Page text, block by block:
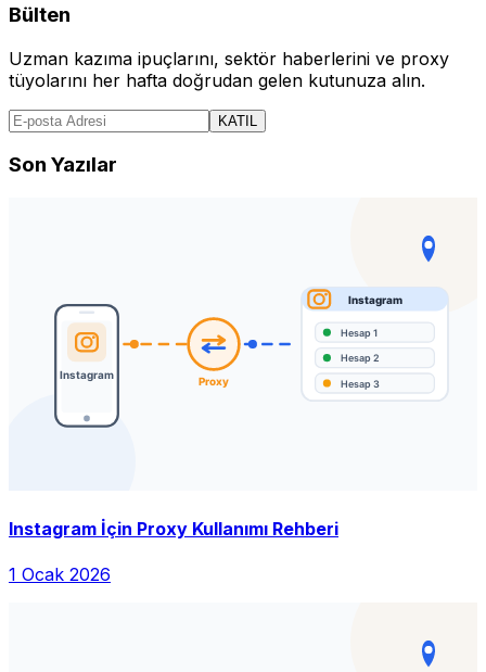
Bülten
Uzman kazıma ipuçlarını, sektör haberlerini ve proxy
tüyolarını her hafta doğrudan gelen kutunuza alın.
KATIL
Son Yazılar
Instagram İçin Proxy Kullanımı Rehberi
1 Ocak 2026